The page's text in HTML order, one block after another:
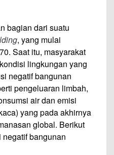
bagian dari suatu
, yang mulai
Saat itu, masyarakat
lingkungan yang
negatif bangunan
pengeluaran limbah,
air dan emisi
yang pada akhirnya
global. Berikut
bangunan